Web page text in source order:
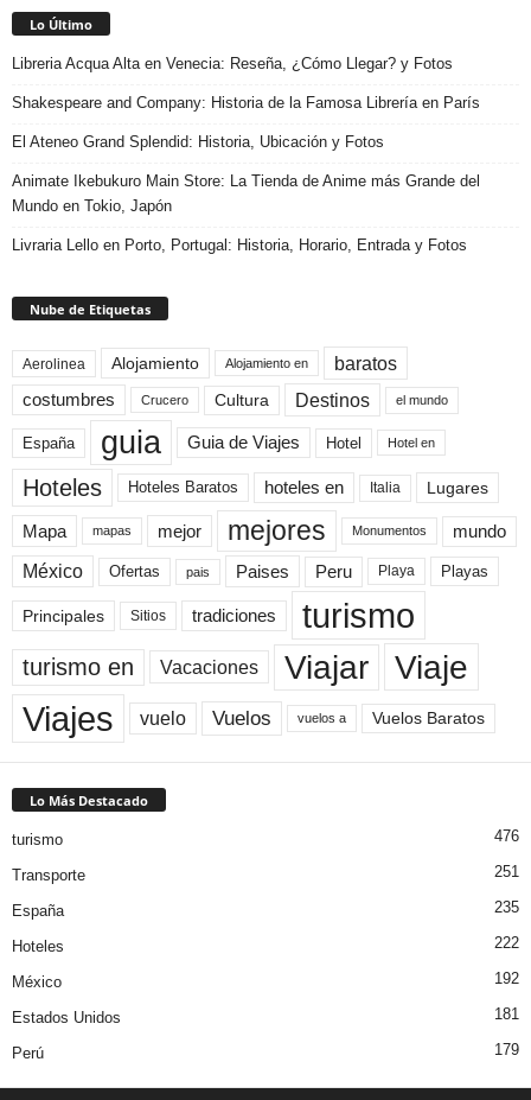
Lo Último
Libreria Acqua Alta en Venecia: Reseña, ¿Cómo Llegar? y Fotos
Shakespeare and Company: Historia de la Famosa Librería en París
El Ateneo Grand Splendid: Historia, Ubicación y Fotos
Animate Ikebukuro Main Store: La Tienda de Anime más Grande del
Mundo en Tokio, Japón
Livraria Lello en Porto, Portugal: Historia, Horario, Entrada y Fotos
Nube de Etiquetas
Aerolinea Alojamiento Alojamiento en baratos
costumbres Crucero Cultura Destinos el mundo
España guia Guia de Viajes Hotel Hotel en
Hoteles Hoteles Baratos hoteles en Italia Lugares
Mapa mapas mejor mejores Monumentos mundo
México Ofertas pais Paises Peru Playa Playas
Principales Sitios tradiciones turismo
turismo en Vacaciones Viajar Viaje
Viajes vuelo Vuelos vuelos a Vuelos Baratos
Lo Más Destacado
turismo 476
Transporte 251
España 235
Hoteles 222
México 192
Estados Unidos 181
Perú 179